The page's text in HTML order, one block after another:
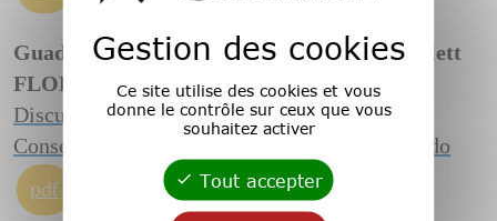
Guadalupe ALVAREZ MARTÍNEZ & Lizarlett
FLORES DÍAZ
Discursos de la narcocultura en México.
Consecuencias de la autoridad fallida del Estado
pdf
Gestion des cookies
Ce site utilise des cookies et vous
donne le contrôle sur ceux que vous
souhaitez activer
Tout accepter